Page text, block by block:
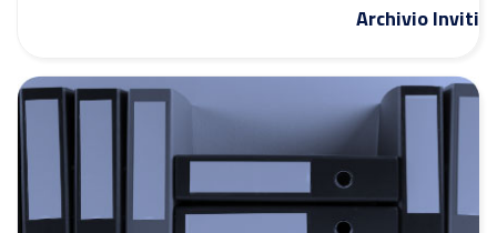
Archivio Inviti